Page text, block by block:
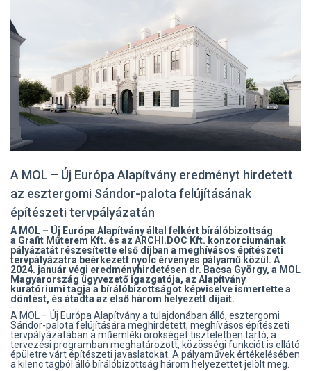
A MOL – Új Európa Alapítvány eredményt hirdetett
az esztergomi Sándor-palota felújításának
építészeti tervpályázatán
A MOL – Új Európa Alapítvány által felkért bírálóbizottság
a Grafit Műterem Kft. és az ARCHI.DOC Kft. konzorciumának
pályázatát részesítette első díjban a meghívásos építészeti
tervpályázatra beérkezett nyolc érvényes pályamű közül. A
2024. január végi eredményhirdetésen dr. Bacsa György, a MOL
Magyarország ügyvezető igazgatója, az Alapítvány
kuratóriumi tagja a bírálóbizottságot képviselve ismertette a
döntést, és átadta az első három helyezett díjait.
A MOL – Új Európa Alapítvány a tulajdonában álló, esztergomi
Sándor-palota felújítására meghirdetett, meghívásos építészeti
tervpályázatában a műemléki örökséget tiszteletben tartó, a
tervezési programban meghatározott, közösségi funkciót is ellátó
épületre várt építészeti javaslatokat. A pályaművek értékelésében
a kilenc tagból álló bírálóbizottság három helyezettet jelölt meg.